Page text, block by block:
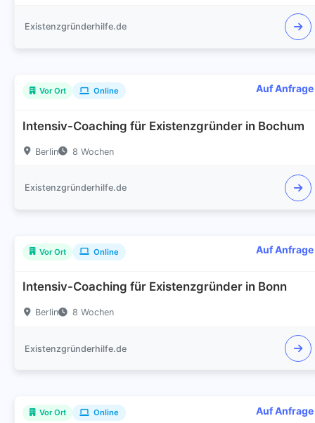
Existenzgründerhilfe.de
Vor Ort Online Auf Anfrage
Intensiv-Coaching für Existenzgründer in Bochum
Berlin 8 Wochen
Existenzgründerhilfe.de
Vor Ort Online Auf Anfrage
Intensiv-Coaching für Existenzgründer in Bonn
Berlin 8 Wochen
Existenzgründerhilfe.de
Vor Ort Online Auf Anfrage